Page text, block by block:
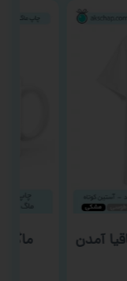
آمدن
ماگ